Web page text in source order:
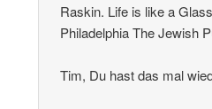
Raskin. Life is like a
Philadelphia The Jewish
Tim, Du hast das mal